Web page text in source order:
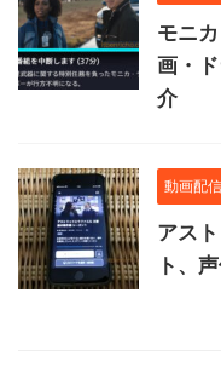
モニ
画・
介
動画配
アス
ト、